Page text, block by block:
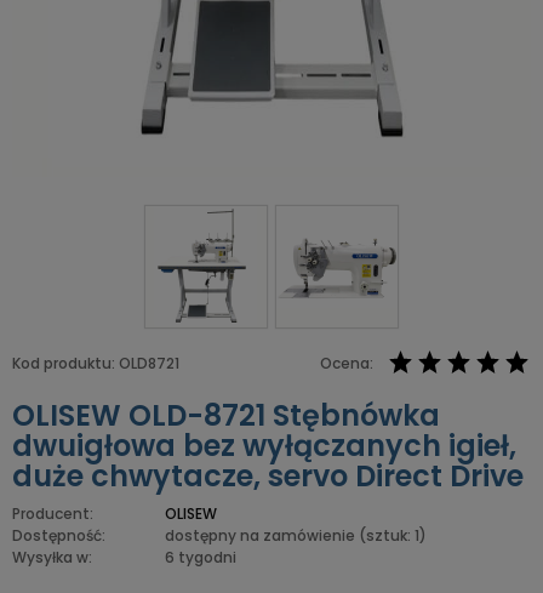
Ocena:
Kod produktu: OLD8721
OLISEW OLD-8721 Stębnówka
dwuigłowa bez wyłączanych igieł,
duże chwytacze, servo Direct Drive
Producent:
OLISEW
Dostępność:
dostępny na zamówienie (sztuk: 1)
Wysyłka w:
6 tygodni